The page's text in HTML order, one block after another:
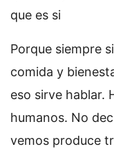
que es si
Porque siempre
comida y
eso sirve hablar.
humanos. No
vemos produce